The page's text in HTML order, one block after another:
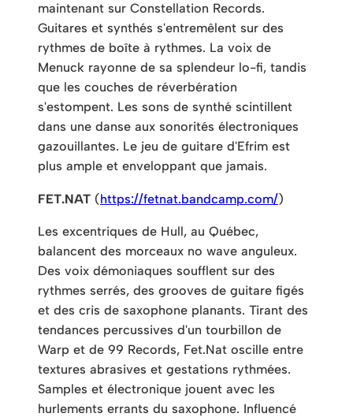
maintenant sur Constellation Records.
Guitares et synthés s'entremêlent sur des
rythmes de boîte à rythmes. La voix de
Menuck rayonne de sa splendeur lo-fi, tandis
que les couches de réverbération
s'estompent. Les sons de synthé scintillent
dans une danse aux sonorités électroniques
gazouillantes. Le jeu de guitare d'Efrim est
plus ample et enveloppant que jamais.
FET.NAT (https://fetnat.bandcamp.com/)
Les excentriques de Hull, au Québec,
balancent des morceaux no wave anguleux.
Des voix démoniaques soufflent sur des
rythmes serrés, des grooves de guitare figés
et des cris de saxophone planants. Tirant des
tendances percussives d'un tourbillon de
Warp et de 99 Records, Fet.Nat oscille entre
textures abrasives et gestations rythmées.
Samples et électronique jouent avec les
hurlements errants du saxophone. Influencé